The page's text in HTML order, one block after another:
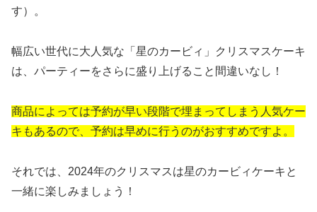
す）。
幅広い世代に大人気な「星のカービィ」クリスマスケーキ
は、パーティーをさらに盛り上げること間違いなし！
商品によっては予約が早い段階で埋まってしまう人気ケー
キもあるので、予約は早めに行うのがおすすめですよ。
それでは、2024年のクリスマスは星のカービィケーキと
一緒に楽しみましょう！